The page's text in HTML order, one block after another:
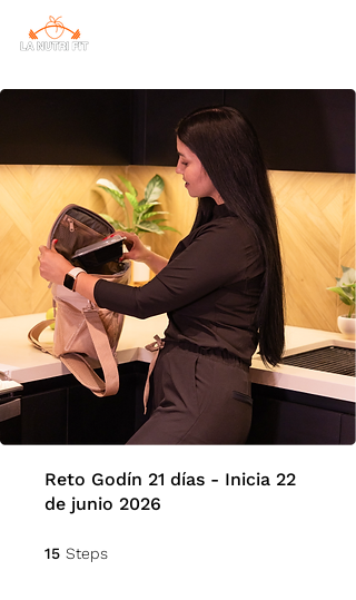
Reto Godín 21 días - Inicia 22
de junio 2026
15 Steps